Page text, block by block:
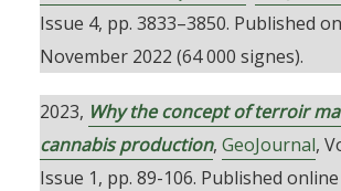
Issue 4, pp. 3833–3850. Published
November 2022 (64 000 signes).
2023, Why the concept of terroir
cannabis production, GeoJournal,
Issue 1, pp. 89-106. Published